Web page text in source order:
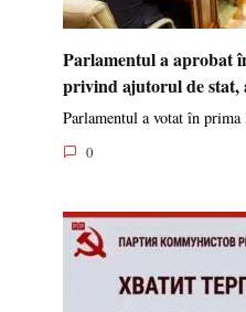
Parlamentul a aprobat
privind ajutorul de stat,
Parlamentul a votat în
0